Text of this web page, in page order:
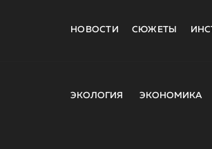
НОВОСТИ СЮЖЕТЫ
ЭКОЛОГИЯ ЭКОНОМИКА